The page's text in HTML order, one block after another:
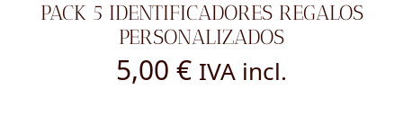
PACK 5 IDENTIFICADORES REGALOS
PERSONALIZADOS
5,00 € IVA incl.